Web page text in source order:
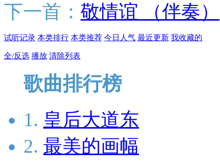
下一首： 敬情谊 （伴奏）
试听记录 本类排行 本类推荐 今日人气 最近更新 我收藏的
全/反选 播放 清除列表
歌曲排行榜
1. 皇后大道东
2. 最美的画幅